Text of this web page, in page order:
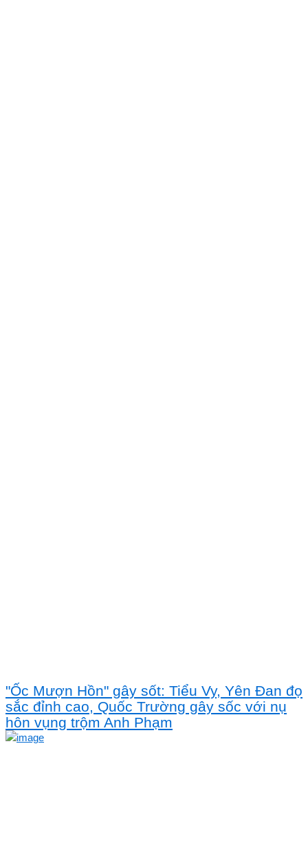
"Ốc Mượn Hồn" gây sốt: Tiểu Vy, Yên Đan đọ
sắc đỉnh cao, Quốc Trường gây sốc với nụ
hôn vụng trộm Anh Phạm